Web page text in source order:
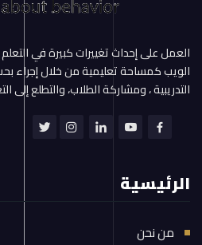
العمل على إحداث تغييرات كبيرة في
الويب كمساحة تعليمية من خلال إجراء
التدريبية ، ومشاركة الطلاب، والتطلع إلى
الرئيسية
من نحن